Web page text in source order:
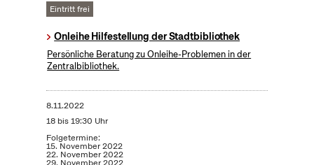
Eintritt frei
Onleihe Hilfestellung der Stadtbibliothek
Persönliche Beratung zu Onleihe-Problemen in der
Zentralbibliothek.
8.11.2022
18 bis 19:30 Uhr
Folgetermine:
15. November 2022
22. November 2022